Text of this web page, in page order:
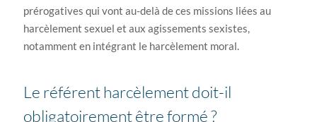
prérogatives qui vont au-delà de ces missions liées au
harcèlement sexuel et aux agissements sexistes,
notamment en intégrant le harcèlement moral.
Le référent harcèlement doit-il
obligatoirement être formé ?